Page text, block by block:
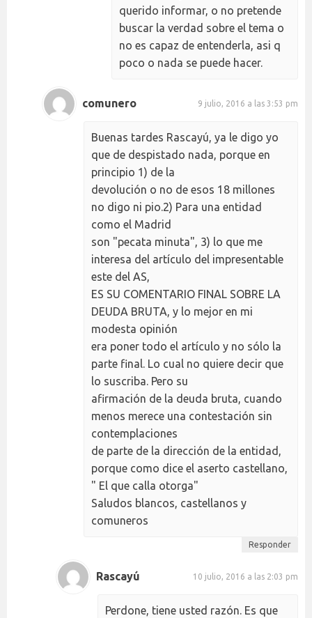
querido informar, o no pretende
buscar la verdad sobre el tema o
no es capaz de entenderla, asi q
poco o nada se puede hacer.
comunero 9 julio, 2016 a las 3:53 pm
Buenas tardes Rascayú, ya le digo yo
que de despistado nada, porque en
principio 1) de la
devolución o no de esos 18 millones
no digo ni pio.2) Para una entidad
como el Madrid
son "pecata minuta", 3) lo que me
interesa del artículo del impresentable
este del AS,
ES SU COMENTARIO FINAL SOBRE LA
DEUDA BRUTA, y lo mejor en mi
modesta opinión
era poner todo el artículo y no sólo la
parte final. Lo cual no quiere decir que
lo suscriba. Pero su
afirmación de la deuda bruta, cuando
menos merece una contestación sin
contemplaciones
de parte de la dirección de la entidad,
porque como dice el aserto castellano,
" El que calla otorga"
Saludos blancos, castellanos y
comuneros
Responder
Rascayú 10 julio, 2016 a las 2:03 pm
Perdone, tiene usted razón. Es que